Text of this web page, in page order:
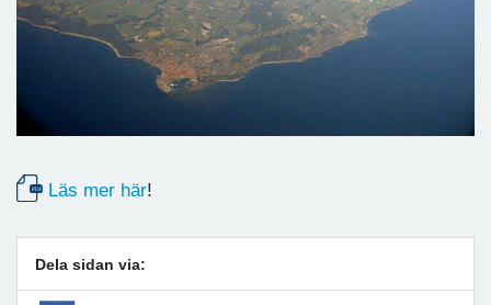
Läs mer här!
Dela sidan via: